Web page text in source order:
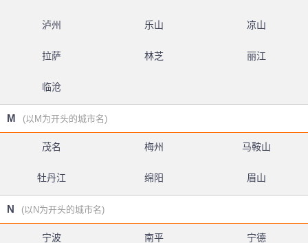
泸州 乐山 凉山
拉萨 林芝 丽江
临沧
M (以M为开头的城市名)
茂名 梅州 马鞍山
牡丹江 绵阳 眉山
N (以N为开头的城市名)
宁波 南平 宁德